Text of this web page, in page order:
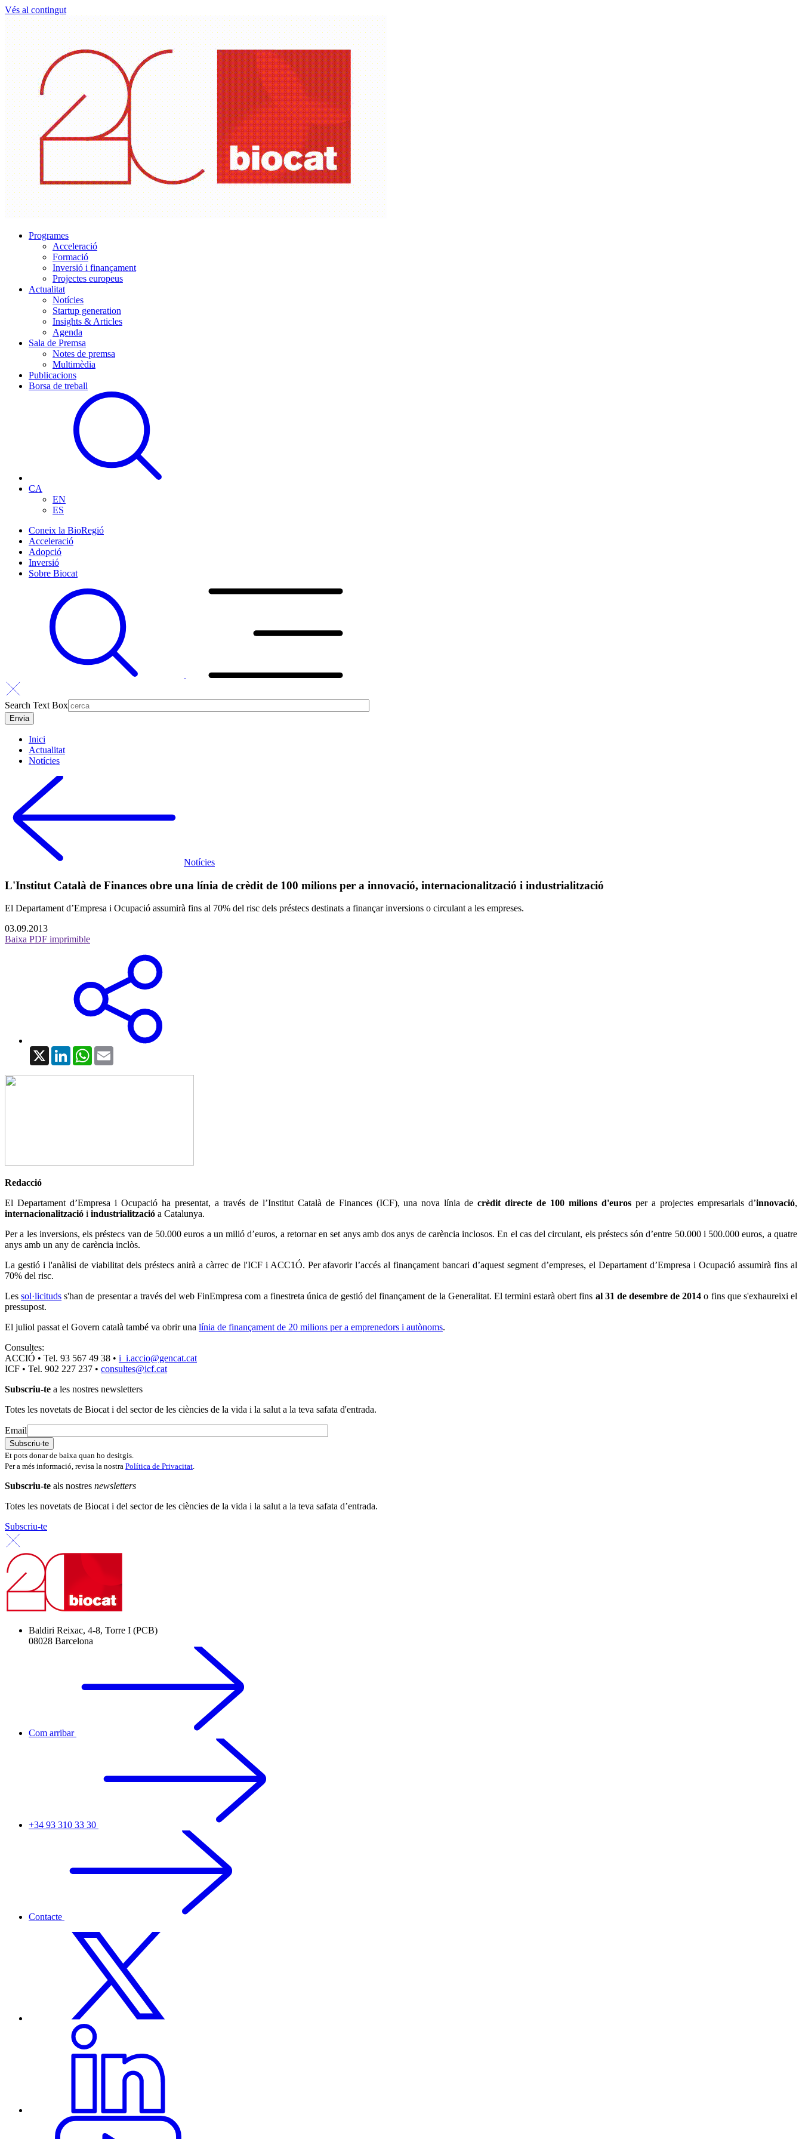
Vés al contingut
Programes
Acceleració
Formació
Inversió i finançament
Projectes europeus
Actualitat
Notícies
Startup generation
Insights & Articles
Agenda
Sala de Premsa
Notes de premsa
Multimèdia
Publicacions
Borsa de treball
CA
EN
ES
Coneix la BioRegió
Acceleració
Adopció
Inversió
Sobre Biocat
Search Text Box
Inici
Actualitat
Notícies
Notícies
L'Institut Català de Finances obre una línia de crèdit de 100 milions per a innovació, internacionalització i industrialització
El Departament d’Empresa i Ocupació assumirà fins al 70% del risc dels préstecs destinats a finançar inversions o circulant a les empreses.
03.09.2013
Baixa PDF imprimible
X LinkedInWhatsApp
Redacció
El Departament d’Empresa i Ocupació ha presentat, a través de l’Institut Català de Finances (ICF), una nova línia decrèdit directe de 100 milions d'euros per a projectes empresarials d’innovació,
internacionalització i industrialització a Catalunya.
Per a les inversions, els préstecs van de 50.000 euros a un milió d’euros, a retornar en set anys amb dos anys de carència inclosos. En el cas del circulant, els préstecs són d’entre 50.000 i 500.000 euros, a quatre
anys amb un any de carència inclòs.
La gestió i l'anàlisi de viabilitat dels préstecs anirà a càrrec de l'ICF i ACC1Ó. Per afavorir l’accés al finançament bancari d’aquest segment d’empreses, el Departament d’Empresa i Ocupació assumirà fins al
70% del risc.
Lessol·licituds s'han de presentar a través del web FinEmpresa com a finestreta única de gestió del finançament de la Generalitat. El termini estarà obert fins al 31 de desembre de 2014 o fins que s'exhaureixi el
pressupost.
El juliol passat el Govern català també va obrir una línia de finançament de 20 milions per a emprenedors i autònoms.
Consultes:
ACCIÓ • Tel. 93 567 49 38 • i_i.accio@gencat.cat
ICF • Tel. 902 227 237 • consultes@icf.cat
Subscriu-te a les nostres newsletters
Totes les novetats de Biocat i del sector de les ciències de la vida i la salut a la teva safata d'entrada.
Email
Et pots donar de baixa quan ho desitgis.
Per a més informació, revisa la nostra Política de Privacitat.
Subscriu-te als nostres newsletters
Totes les novetats de Biocat i del sector de les ciències de la vida i la salut a la teva safata d’entrada.
Subscriu-te
Baldiri Reixac, 4-8, Torre I (PCB)
08028 Barcelona
Com arribar
+34 93 310 33 30
Contacte